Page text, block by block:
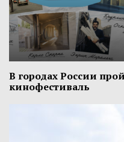
В городах России
кинофестиваль